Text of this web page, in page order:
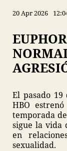
20 Apr 2026
El pasado
HBO
temporada de
sigue la vida
en
sexualidad.